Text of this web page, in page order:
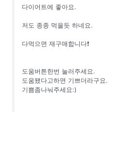
다이어트에 좋아요.
저도 종종 먹을듯 하네요.
다먹으면 재구매합니다❗
도움버튼한번 눌러주세요.
도움됐다고하면 기쁘더라구요.
기쁨좀나눠주세요:)